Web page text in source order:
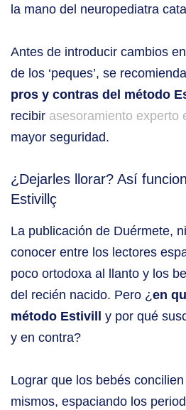
la mano del neuropediatra
Antes de introducir cambios
de los ‘peques’, se
pros y contras del método
recibir asesoramiento experto
mayor seguridad.
¿Dejarles llorar? Así
Estivillç
La publicación de Duérmete,
conocer entre los lectores
poco ortodoxa al llanto y los
del recién nacido. Pero ¿en
método Estivill
y por qué
y en contra?
Lograr que los bebés
mismos, espaciando los